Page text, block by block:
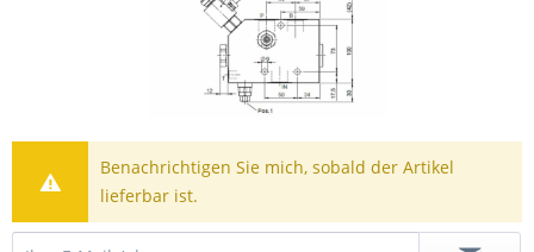
Benachrichtigen Sie mich, sobald der Artikel
lieferbar ist.